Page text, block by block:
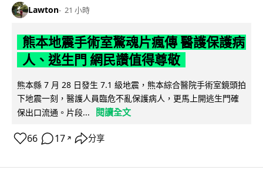
Lawton 21 小時
熊本地震手術室驚魂片瘋傳 醫護保護病
人、逃生門 網民讚值得尊敬
熊本縣 7 月 28 日發生 7.1 級地震，熊本綜合醫院手術室鏡頭拍
下地震一刻，醫護人員臨危不亂保護病人，更馬上開逃生門確
保出口流通。片段...
閱讀全文
66 17 ↗ 分享